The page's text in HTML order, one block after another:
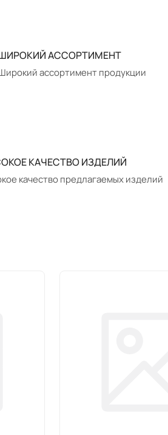
АССОРТИМЕНТ
ассортимент продукции
КАЧЕСТВО ИЗДЕЛИЙ
качество предлагаемых изделий